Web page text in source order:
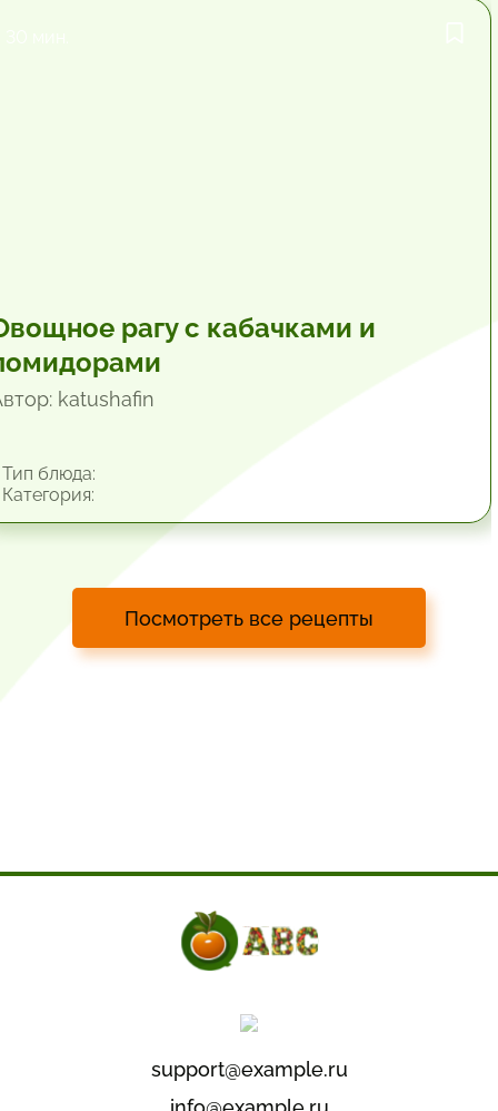
рагу с кабачками и
katushafin
блюда:
Посмотреть все рецепты
support@example.ru